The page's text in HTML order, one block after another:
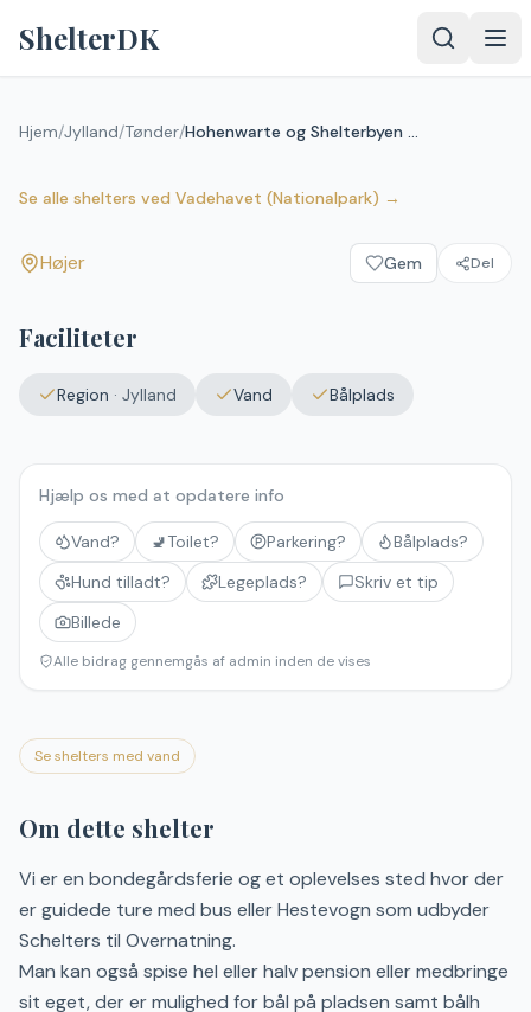
ShelterDK
Hjem/Jylland/Tønder/ Hohenwarte og Shelterbyen Siltoft
Se alle shelters ved Vadehavet (Nationalpark) →
Siltoft
Højer
Højer Gem Del
Faciliteter
Region · Jylland Vand Bålplads
Hjælp os med at opdatere info
Vand? 🚽Toilet? Parkering?
Bålplads?
Hund tilladt?
Legeplads?
Skriv et tip
Billede
Alle bidrag gennemgås af admin inden de vises
Se shelters med vand
Om dette shelter
Vi er en bondegårdsferie og et oplevelses sted hvor der
er guidede ture med bus eller Hestevogn som udbyder
Schelters til Overnatning.
Man kan også spise hel eller halv pension eller medbringe
sit eget, der er mulighed for bål på pladsen samt bålh